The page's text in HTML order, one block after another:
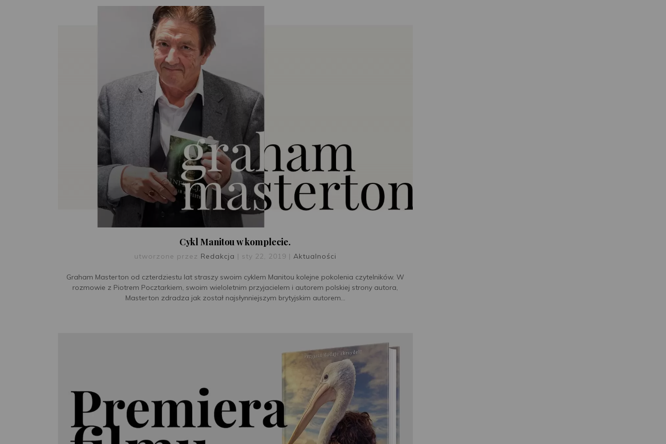
Cykl Manitou w komplecie.
utworzone przez Redakcja | sty 22, 2019 | Aktualności
Graham Masterton od czterdziestu lat straszy swoim cyklem Manitou kolejne pokolenia czytelników. W
rozmowie z Piotrem Pocztarkiem, swoim wieloletnim przyjacielem i autorem polskiej strony autora,
Masterton zdradza jak został najsłynniejszym brytyjskim autorem...